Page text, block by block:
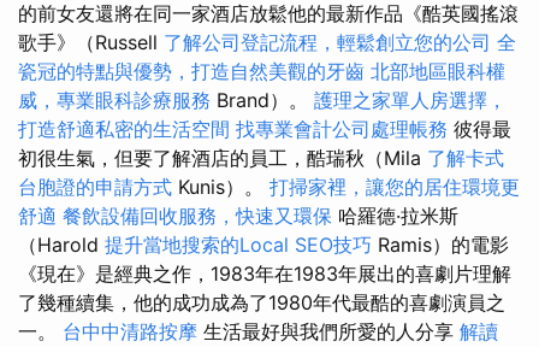
的前女友還將在同一家酒店放鬆他的最新作品《酷英國搖滾
歌手》（Russell 了解公司登記流程，輕鬆創立您的公司 全
瓷冠的特點與優勢，打造自然美觀的牙齒 北部地區眼科權
威，專業眼科診療服務 Brand）。 護理之家單人房選擇，
打造舒適私密的生活空間 找專業會計公司處理帳務 彼得最
初很生氣，但要了解酒店的員工，酷瑞秋（Mila 了解卡式
台胞證的申請方式 Kunis）。 打掃家裡，讓您的居住環境更
舒適 餐飲設備回收服務，快速又環保 哈羅德·拉米斯
（Harold 提升當地搜索的Local SEO技巧 Ramis）的電影
《現在》是經典之作，1983年在1983年展出的喜劇片理解
了幾種續集，他的成功成為了1980年代最酷的喜劇演員之
一。 台中中清路按摩 生活最好與我們所愛的人分享 解讀